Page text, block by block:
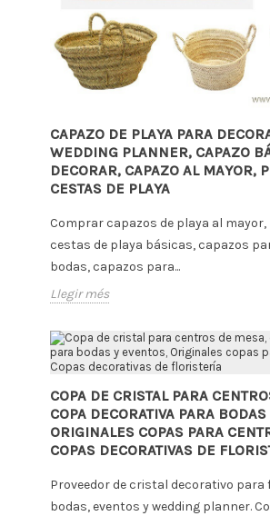
CAPAZO DE PLAYA PARA
WEDDING PLANNER, CAPAZO
DECORAR, CAPAZO AL MAYOR,
CESTAS DE PLAYA
Comprar capazos de playa al mayor,
cestas de playa básicas, capazos
bodas, capazos para...
Llegir més
COPA DE CRISTAL PARA
COPA DECORATIVA PARA
ORIGINALES COPAS PARA
COPAS DECORATIVAS DE
Proveedor de cristal decorativo
bodas, eventos y wedding planner.